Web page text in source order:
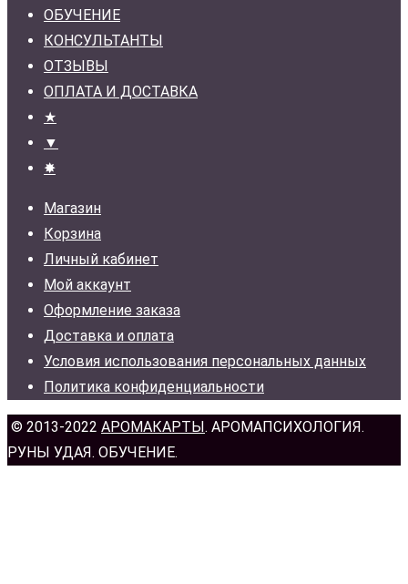
ОБУЧЕНИЕ
КОНСУЛЬТАНТЫ
ОТЗЫВЫ
ОПЛАТА И ДОСТАВКА
★
▼
✸
Магазин
Корзина
Личный кабинет
Мой аккаунт
Оформление заказа
Доставка и оплата
Условия использования персональных данных
Политика конфиденциальности
© 2013-2022 АРОМАКАРТЫ . АРОМАПСИХОЛОГИЯ.
РУНЫ УДАЯ. ОБУЧЕНИЕ.